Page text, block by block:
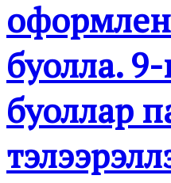
буолла.
буоллар